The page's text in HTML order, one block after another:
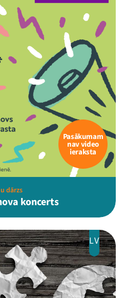
Pasākumam
nav video
ieraksta
dārzs
koncerts
LV